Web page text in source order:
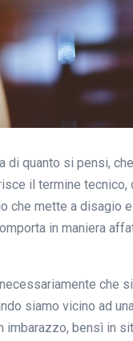
di quanto si pensi,
il termine tecnico,
che mette a disagio
in maniera
che
siamo vicino ad
bensì in